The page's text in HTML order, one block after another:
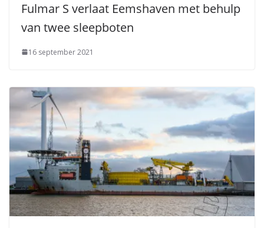
Fulmar S verlaat Eemshaven met behulp
van twee sleepboten
16 september 2021